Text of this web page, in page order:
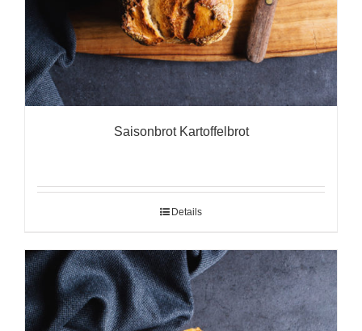
Saisonbrot Kartoffelbrot
Details